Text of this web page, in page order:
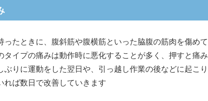
たときに、腹斜筋や腹横筋といった脇腹の筋肉を傷めて
タイプの痛みは動作時に悪化することが多く、押すと痛み
ぶりに運動をした翌日や、引っ越し作業の後などに起こり
ば数日で改善していきます